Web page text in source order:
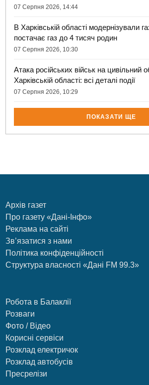
07 Серпня 2026, 14:44
В Харківській області модернізували
постачає газ до 4 тисяч родин
07 Серпня 2026, 10:30
Атака російських військ на цивільний
Харківській області: всі деталі події
07 Серпня 2026, 10:29
ПОКАЗАТИ ЩЕ
Архів газет
Про газету «Дані-Інфо»
Реклама на сайті
Зв’язатися з нами
Політика конфіденційності
Структура власності «Дані FM 99.3»
Робота в Балаклії
Розваги
Фото / Відео
Корисні сервіси
Розклад електричок
Розклад автобусів
Пресрелізи